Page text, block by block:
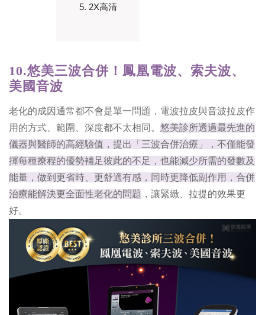
5. 2X高清
10.悠美三波合併！鳳凰電波、索夫波、
美國音波
老化的成因通常都不會是單一問題，電波拉皮與音波拉皮作
用的方式、範圍、深度都不太相同。 悠美診所透過最先進的
儀器與醫師的高經驗值，提出「三波合併治療」，不僅能發
揮每種療程的優勢補足彼此的不足，也能減少所需的發數及
能量，做到更省時、更舒適有感，同時更降低副作用，合併
治療能解決更全面性老化的問題 ，讓緊緻、拉提的效果更
好。